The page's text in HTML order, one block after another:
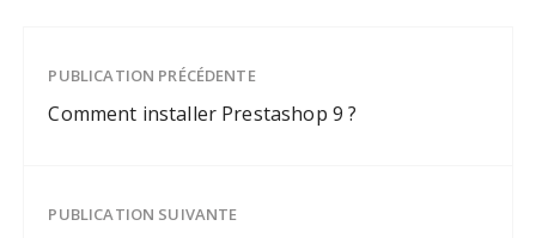
votre carrière
informatique
sources
d’information
PUBLICATION PRÉCÉDENTE
Comment installer Prestashop 9 ?
PUBLICATION SUIVANTE